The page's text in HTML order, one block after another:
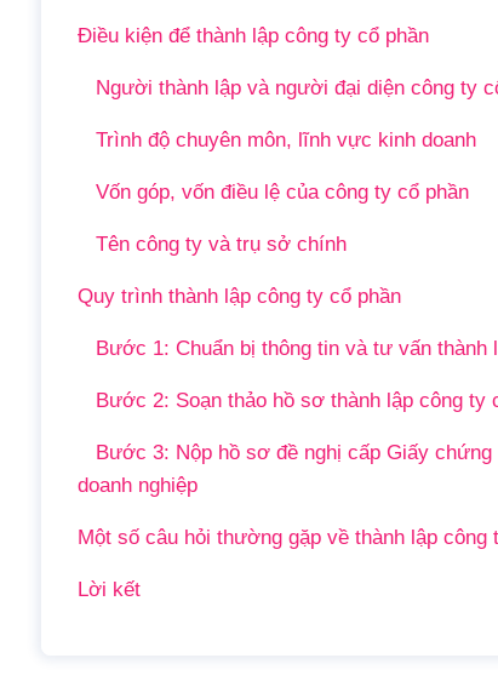
Điều kiện để thành lập công ty cổ phần
Người thành lập và người đại diện công ty
Trình độ chuyên môn, lĩnh vực kinh doanh
Vốn góp, vốn điều lệ của công ty cổ phần
Tên công ty và trụ sở chính
Quy trình thành lập công ty cổ phần
Bước 1: Chuẩn bị thông tin và tư vấn thành
Bước 2: Soạn thảo hồ sơ thành lập công ty
Bước 3: Nộp hồ sơ đề nghị cấp Giấy
doanh nghiệp
Một số câu hỏi thường gặp về thành lập công
Lời kết